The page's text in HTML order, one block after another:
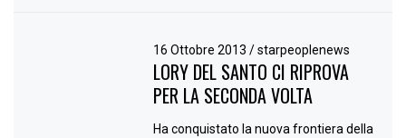
16 Ottobre 2013/ starpeoplenews
LORY DEL SANTO CI RIPROVA
PER LA SECONDA VOLTA
Ha conquistato la nuova frontiera della